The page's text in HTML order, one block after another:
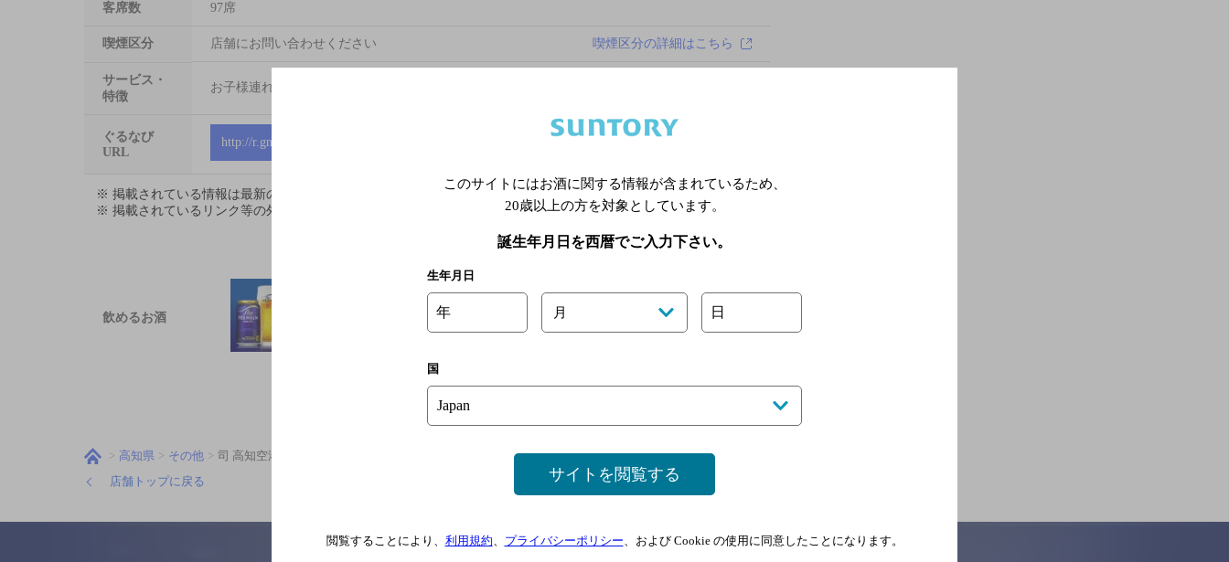
客席数 97席
喫煙区分 店舗にお問い合わせください 喫煙区分の詳細はこちら
サービス・
特徴
お子様連れ大歓迎
ぐるなび
URL
http://r.gnavi.co.jp/s005402
※ 掲載されている情報は最新の内容と異なる場合があります。詳しくはお店にお問い合わせください。
※ 掲載されているリンク等の外部コンテンツはお客様のご判断でご利用ください。
[情報提供：ぐるなび]
飲めるお酒
高知県 その他
司 高知空港店
店舗トップに戻る
このサイトにはお酒に関する情報が含まれているため、
20歳以上の方を対象としています。
誕生年月日を西暦でご入力下さい。
生年月日
年 月 日
国
サイトを閲覧する
閲覧することにより、 利用規約 プライバシーポリシー 、および Cookie の使用に同意したことになります。